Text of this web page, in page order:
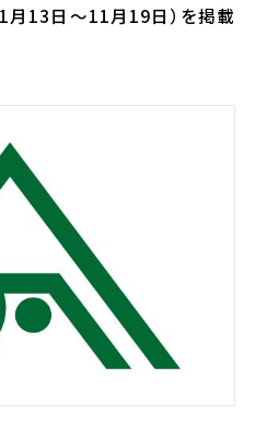
月13日～11月19日）を掲載